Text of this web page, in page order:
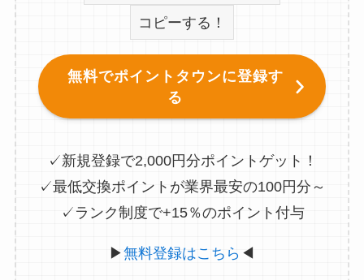
コピーする！
無料でポイントタウンに登録す
る
✓新規登録で2,000円分ポイントゲット！
✓最低交換ポイントが業界最安の100円分～
✓ランク制度で+15％のポイント付与
▶無料登録はこちら ◀